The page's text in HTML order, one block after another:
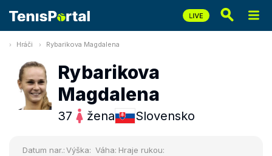
Hráči Rybarikova Magdalena
Rybarikova
Magdalena
37 žena Slovensko
Datum nar.:Výška: Váha: Hraje rukou: